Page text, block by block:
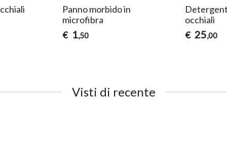
Panno morbido in
microfibra
€ 1,50
occhiali
€ 25,00
Visti di recente